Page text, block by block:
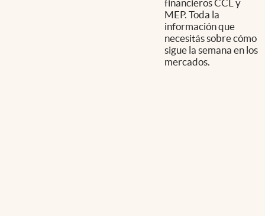
financieros CCL y
MEP. Toda la
información que
necesitás sobre cómo
sigue la semana en los
mercados.